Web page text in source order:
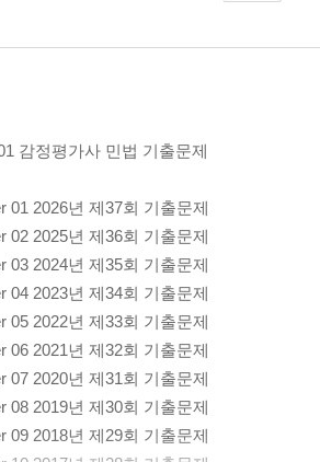
감정평가사 민법 기출문제
01 2026년 제37회 기출문제
02 2025년 제36회 기출문제
03 2024년 제35회 기출문제
04 2023년 제34회 기출문제
05 2022년 제33회 기출문제
06 2021년 제32회 기출문제
07 2020년 제31회 기출문제
08 2019년 제30회 기출문제
09 2018년 제29회 기출문제